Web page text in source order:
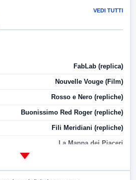
VEDI TUTTI
FabLab (replica)
Nouvelle Vouge (Film)
Rosso e Nero (repliche)
Buonissimo Red Roger (repliche)
Fili Meridiani (repliche)
La Mappa dei Piaceri